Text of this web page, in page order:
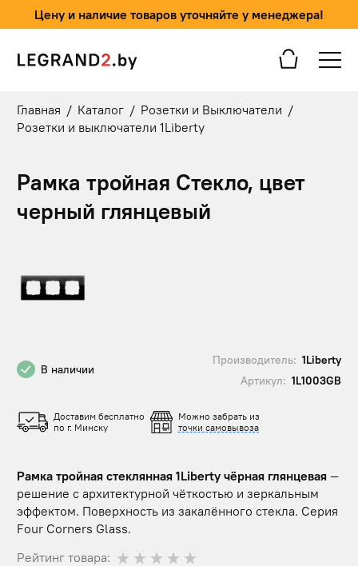
Цену и наличие товаров уточняйте у менеджера!
Главная / Каталог / Розетки и Выключатели /
Розетки и выключатели 1Liberty
Рамка тройная Cтекло, цвет
черный глянцевый
В наличии
Производитель: 1Liberty
Артикул: 1L1003GB
Доставим бесплатно
по г. Минску
Можно забрать из
точки самовывоза
Рамка тройная стеклянная 1Liberty чёрная глянцевая —
решение с архитектурной чёткостью и зеркальным
эффектом. Поверхность из закалённого стекла. Серия
Four Corners Glass.
Рейтинг товара: